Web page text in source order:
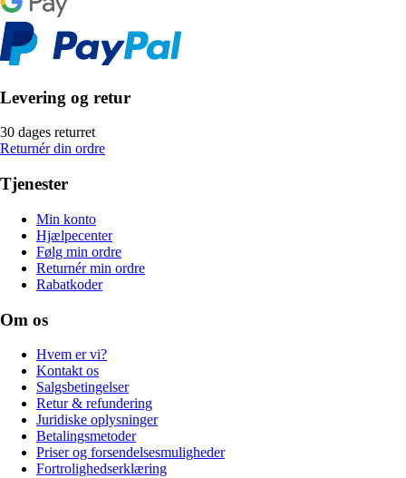
Levering og retur
30 dages returret
Returnér din ordre
Tjenester
Min konto
Hjælpecenter
Følg min ordre
Returnér min ordre
Rabatkoder
Om os
Hvem er vi?
Kontakt os
Salgsbetingelser
Retur & refundering
Juridiske oplysninger
Betalingsmetoder
Priser og forsendelsesmuligheder
Fortrolighedserklæring